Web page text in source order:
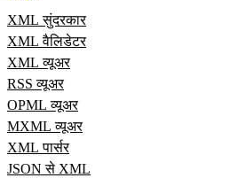
XML सुंदरकार
XML वैलिडेटर
XML व्यूअर
RSS व्यूअर
OPML व्यूअर
MXML व्यूअर
XML पार्सर
JSON से XML